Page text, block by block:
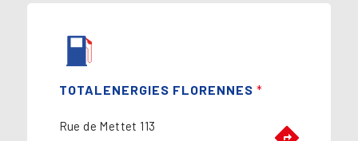
TOTALENERGIES FLORENNES *
Rue de Mettet 113